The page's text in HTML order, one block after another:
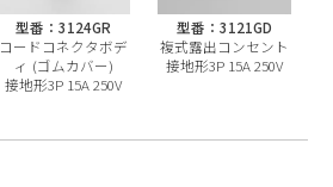
型番：3124GR
コードコネクタボデ
ィ (ゴムカバー)
接地形3P 15A 250V
型番：3121GD
複式露出コンセント
接地形3P 15A 250V